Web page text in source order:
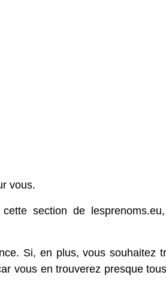
vous.
section de
Si, en plus, vous souhaitez
vous en trouverez presque